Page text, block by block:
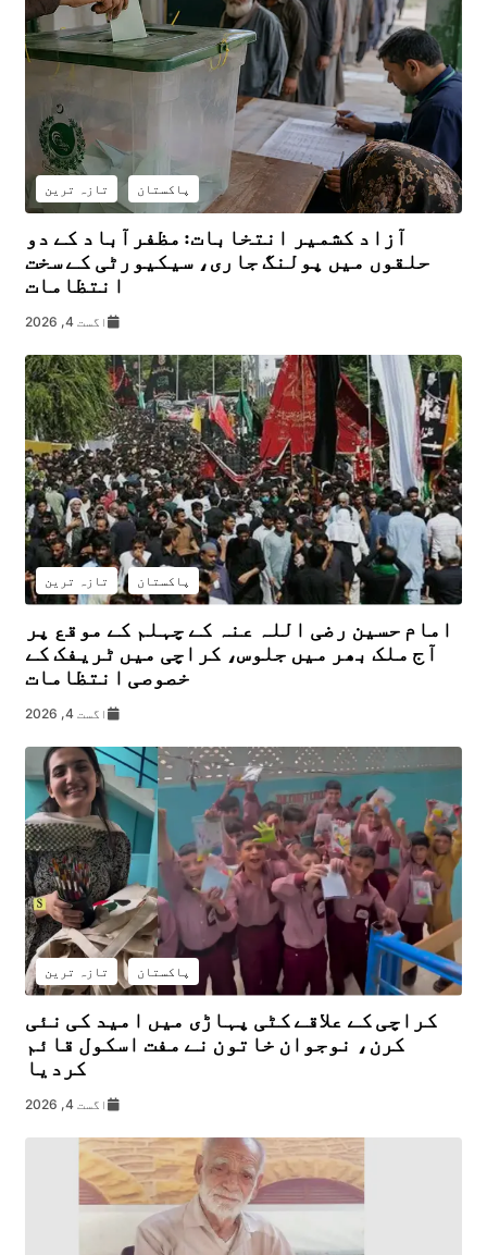
پاکستان تازہ ترین
آزاد کشمیر انتخابات: مظفرآباد کے دو
حلقوں میں پولنگ جاری، سیکیورٹی کے سخت
انتظامات
اگست 4, 2026
پاکستان تازہ ترین
امام حسین رضی اللہ عنہ کے چہلم کے موقع پر
آج ملک بھر میں جلوس، کراچی میں ٹریفک کے
خصوصی انتظامات
اگست 4, 2026
پاکستان تازہ ترین
کراچی کے علاقے کٹی پہاڑی میں امید کی نئی
کرن، نوجوان خاتون نے مفت اسکول قائم
کردیا
اگست 4, 2026